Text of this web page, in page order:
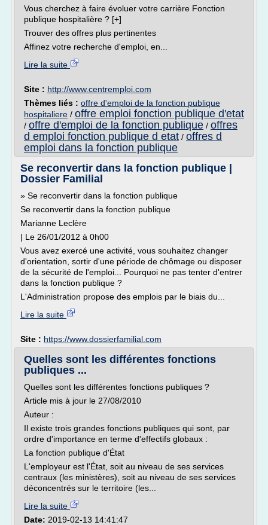
Vous cherchez à faire évoluer votre carrière Fonction
publique hospitalière ? [+]
Trouver des offres plus pertinentes
Affinez votre recherche d'emploi, en...
Lire la suite
Site : http://www.centremploi.com
Thèmes liés : offre d'emploi de la fonction publique
hospitaliere / offre emploi fonction publique d'etat
/ offre d'emploi de la fonction publique / offres
d emploi fonction publique d etat / offres d
emploi dans la fonction publique
Se reconvertir dans la fonction publique |
Dossier Familial
» Se reconvertir dans la fonction publique
Se reconvertir dans la fonction publique
Marianne Leclère
| Le 26/01/2012 à 0h00
Vous avez exercé une activité, vous souhaitez changer
d'orientation, sortir d'une période de chômage ou disposer
de la sécurité de l'emploi... Pourquoi ne pas tenter d'entrer
dans la fonction publique ?
L'Administration propose des emplois par le biais du...
Lire la suite
Site : https://www.dossierfamilial.com
Quelles sont les différentes fonctions
publiques ...
Quelles sont les différentes fonctions publiques ?
Article mis à jour le 27/08/2010
Auteur :
Il existe trois grandes fonctions publiques qui sont, par
ordre d'importance en terme d'effectifs globaux :
La fonction publique d'État
L'employeur est l'État, soit au niveau de ses services
centraux (les ministères), soit au niveau de ses services
déconcentrés sur le territoire (les...
Lire la suite
Date: 2019-02-13 14:41:47